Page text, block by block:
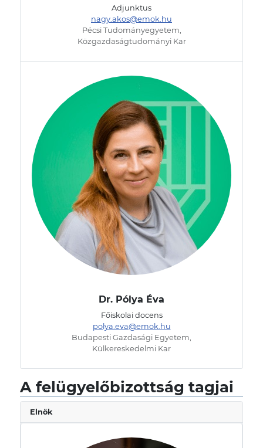
Adjunktus
nagy.akos@emok.hu
Pécsi Tudományegyetem,
Közgazdaságtudományi Kar
Dr. Pólya Éva
Főiskolai docens
polya.eva@emok.hu
Budapesti Gazdasági Egyetem,
Külkereskedelmi Kar
A felügyelőbizottság tagjai
Elnök